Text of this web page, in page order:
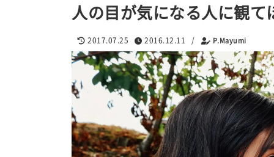
人の目が気になる人に観
2017.07.25 2016.12.11 / P.Mayumi